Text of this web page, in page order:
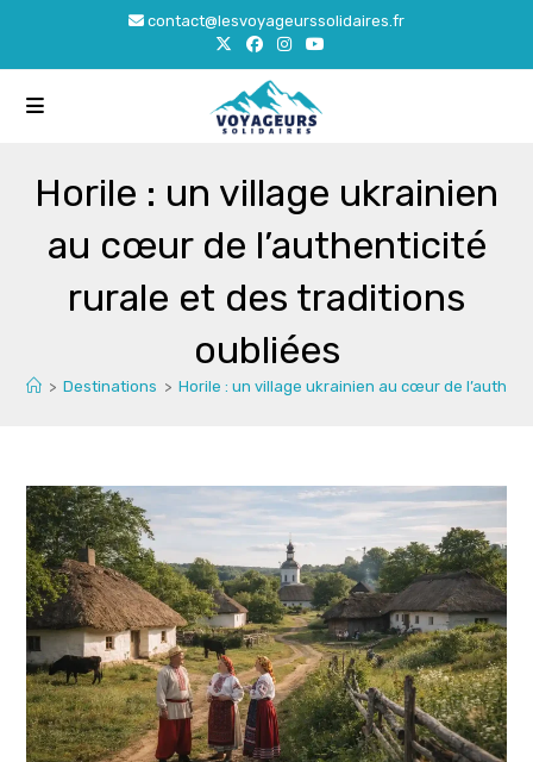
content
contact@lesvoyageurssolidaires.fr
Horile : un village ukrainien
au cœur de l’authenticité
rurale et des traditions
oubliées
> Destinations > Horile : un village ukrainien au cœur de